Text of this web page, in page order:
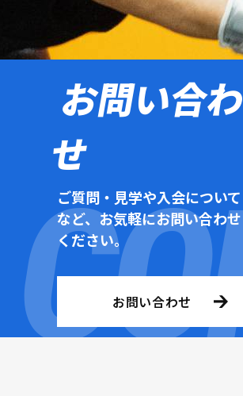
お問い合わ
せ
ご質問・見学や入会について
など、お気軽にお問い合わせ
ください。
お問い合わせ